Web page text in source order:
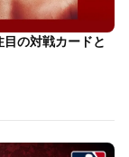
の対戦カードと